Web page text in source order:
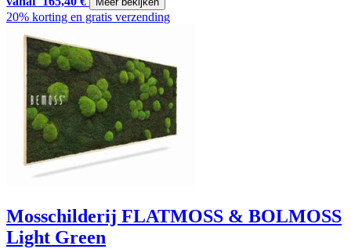
20% korting en gratis verzending
Mosschilderij FLATMOSS & BOLMOSS
Light Green